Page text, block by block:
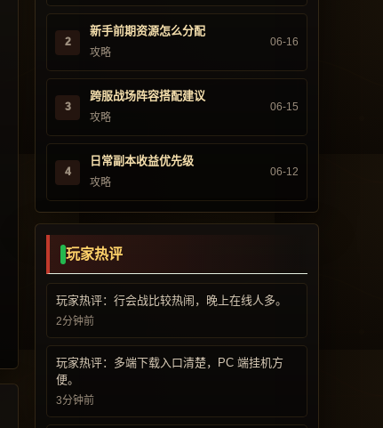
2
新手前期资源怎么分配
攻略
06-16
3
跨服战场阵容搭配建议
攻略
06-15
4
日常副本收益优先级
攻略
06-12
玩家热评
玩家热评：行会战比较热闹，晚上在线人多。
2分钟前
玩家热评：多端下载入口清楚，PC 端挂机方
便。
3分钟前